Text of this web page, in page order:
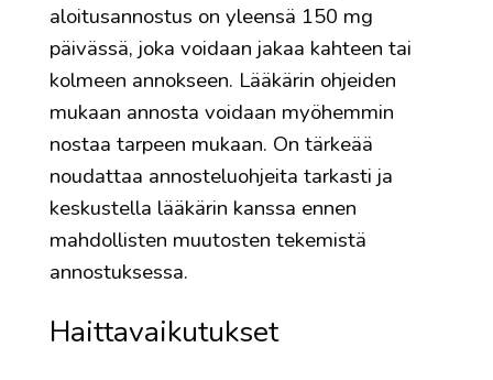
aloitusannostus on yleensä 150 mg
päivässä, joka voidaan jakaa kahteen tai
kolmeen annokseen. Lääkärin ohjeiden
mukaan annosta voidaan myöhemmin
nostaa tarpeen mukaan. On tärkeää
noudattaa annosteluohjeita tarkasti ja
keskustella lääkärin kanssa ennen
mahdollisten muutosten tekemistä
annostuksessa.
Haittavaikutukset